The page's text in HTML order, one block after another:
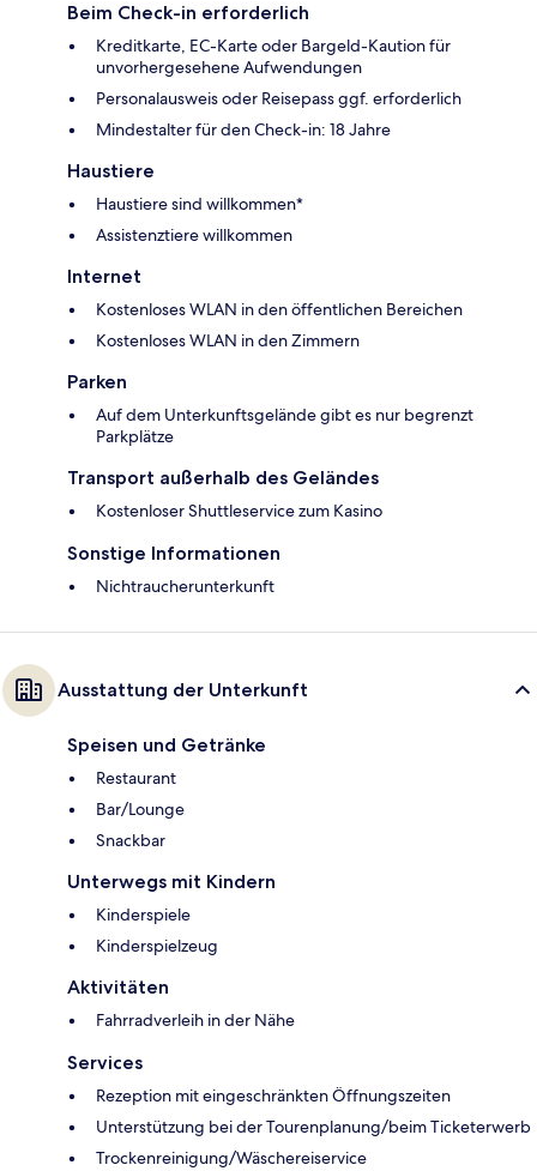
Beim Check-in erforderlich
Kreditkarte, EC-Karte oder Bargeld-Kaution für
unvorhergesehene Aufwendungen
Personalausweis oder Reisepass ggf. erforderlich
Mindestalter für den Check-in: 18 Jahre
Haustiere
Haustiere sind willkommen*
Assistenztiere willkommen
Internet
Kostenloses WLAN in den öffentlichen Bereichen
Kostenloses WLAN in den Zimmern
Parken
Auf dem Unterkunftsgelände gibt es nur begrenzt
Parkplätze
Transport außerhalb des Geländes
Kostenloser Shuttleservice zum Kasino
Sonstige Informationen
Nichtraucherunterkunft
Ausstattung der Unterkunft
Speisen und Getränke
Restaurant
Bar/Lounge
Snackbar
Unterwegs mit Kindern
Kinderspiele
Kinderspielzeug
Aktivitäten
Fahrradverleih in der Nähe
Services
Rezeption mit eingeschränkten Öffnungszeiten
Unterstützung bei der Tourenplanung/beim Ticketerwerb
Trockenreinigung/Wäschereiservice